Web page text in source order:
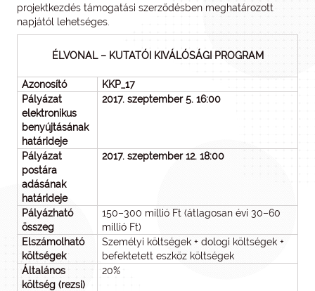
projektkezdés támogatási szerződésben meghatározott
napjától lehetséges.
ÉLVONAL – KUTATÓI KIVÁLÓSÁGI PROGRAM
Azonosító
KKP_17
Pályázat
elektronikus
benyújtásának
határideje
2017. szeptember 5. 16:00
Pályázat
postára
adásának
határideje
2017. szeptember 12. 18:00
Pályázható
összeg
150–300 millió Ft (átlagosan évi 30–60
millió Ft)
Elszámolható
költségek
Személyi költségek + dologi költségek +
befektetett eszköz költségek
Általános
költség (rezsi)
20%